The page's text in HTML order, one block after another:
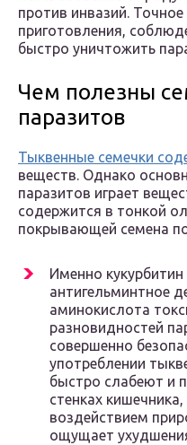
против инвазий.
приготовления,
быстро уничтожить
Чем полезны
паразитов
Тыквенные семечки
веществ. Однако
паразитов играет
содержится в тонкой
покрывающей семена
Именно
антигельминтное
аминокислота
разновидностей
совершенно
употреблении
быстро слабеют и
стенках
воздействием
ощущает